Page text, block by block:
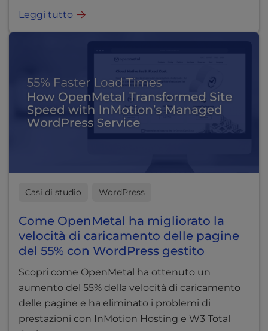
Leggi tutto
Casi di studio WordPress
Come OpenMetal ha migliorato la
velocità di caricamento delle pagine
del 55% con WordPress gestito
Scopri come OpenMetal ha ottenuto un
aumento del 55% della velocità di caricamento
delle pagine e ha eliminato i problemi di
prestazioni con InMotion Hosting e W3 Total